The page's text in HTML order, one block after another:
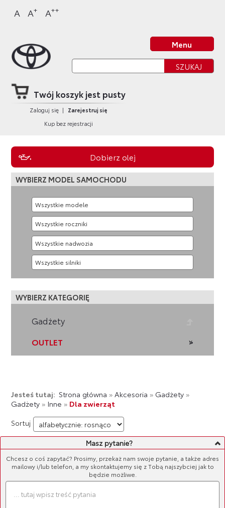
Sklep Toyota
do
nagłówka
do
bocznego
do
głównej
do
stopki
A A+ A++
Menu
Twój koszyk jest pusty
Zaloguj się |
Zarejestruj się
Kup bez rejestracji
Dobierz olej
WYBIERZ MODEL SAMOCHODU
WYBIERZ KATEGORIĘ
Gadżety
OUTLET
Jesteś tutaj: Strona główna »Akcesoria » Gadżety»
Gadżety» Inne » Dla zwierząt
Sortuj
LISTA PRODUKTÓWMasz pytanie?
Chcesz o coś zapytać? Prosimy, przekaż nam swoje pytanie, a także adres
mailowy i/lub telefon, a my skontaktujemy się z Tobą najszybciej jak to
będzie możliwe.